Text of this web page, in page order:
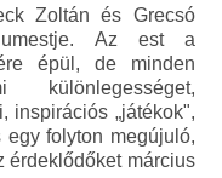
Zoltán és Grecsó
Az est a
épül, de minden
inspirációs „játékok",
folyton megújuló,
érdeklődőket március